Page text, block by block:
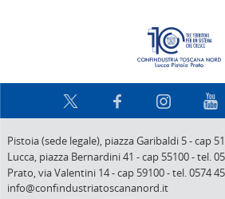
Pistoia (sede legale), piazza Garibaldi 5-cap
Lucca, piazza Bernardini 41 -cap 55100-tel.
Prato,via Valentini 14-cap 59100-tel. 0574
info@confindustriatoscananord.it